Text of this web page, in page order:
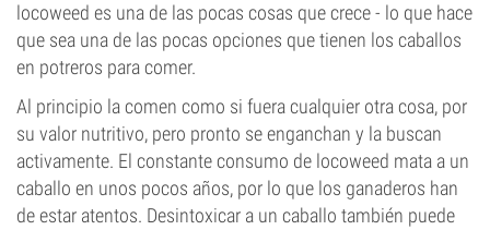
locoweed es una de las pocas cosas que crece - lo que hace
que sea una de las pocas opciones que tienen los caballos
en potreros para comer.
Al principio la comen como si fuera cualquier otra cosa, por
su valor nutritivo, pero pronto se enganchan y la buscan
activamente. El constante consumo de locoweed mata a un
caballo en unos pocos años, por lo que los ganaderos han
de estar atentos. Desintoxicar a un caballo también puede